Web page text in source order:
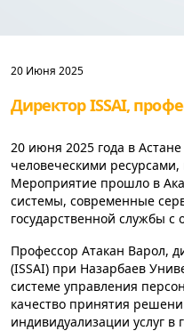
20 Июня 2025
Директор ISSAI,
20 июня 2025 года в
человеческими ресурсами,
Мероприятие прошло в
системы, современные
государственной службы
Профессор Атакан Варол,
(ISSAI) при Назарбаев
системе управления
качество принятия
индивидуализации услуг в